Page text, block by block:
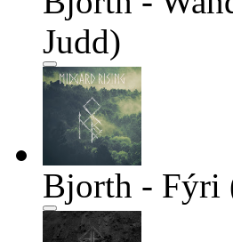
Judd)
Bjorth - Fýri